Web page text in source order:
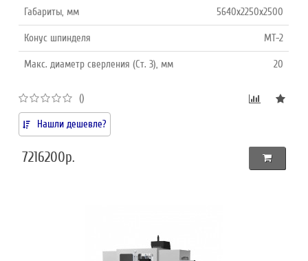
Габариты, мм 5640х2250х2500
Конус шпинделя MT-2
Макс. диаметр сверления (Ст. 3), мм 20
()
Нашли дешевле?
7216200р.